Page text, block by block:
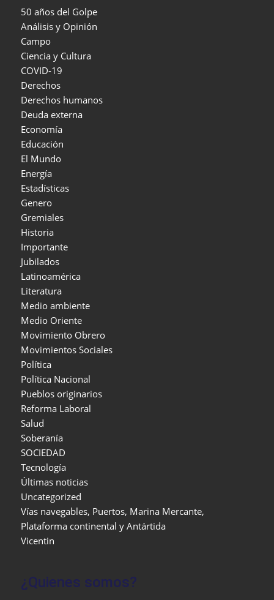
50 años del Golpe
Análisis y Opinión
Campo
Ciencia y Cultura
COVID-19
Derechos
Derechos humanos
Deuda externa
Economía
Educación
El Mundo
Energía
Estadísticas
Genero
Gremiales
Historia
Importante
Jubilados
Latinoamérica
Literatura
Medio ambiente
Medio Oriente
Movimiento Obrero
Movimientos Sociales
Política
Política Nacional
Pueblos originarios
Reforma Laboral
Salud
Soberanía
SOCIEDAD
Tecnología
Últimas noticias
Uncategorized
Vías navegables, Puertos, Marina Mercante,
Plataforma continental y Antártida
Vicentin
¿Quienes somos?